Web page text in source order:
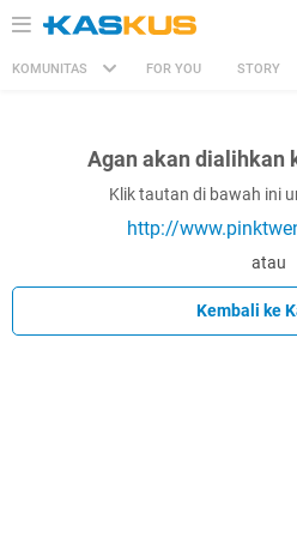
KOMUNITAS FOR YOU STORY
Agan akan dialihkan
Klik tautan di bawah ini
http://
atau
Kembali ke